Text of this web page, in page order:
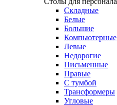
Cкладные
Белые
Большие
Компьютерные
Левые
Недорогие
Письменные
Правые
С тумбой
Трансформеры
Угловые